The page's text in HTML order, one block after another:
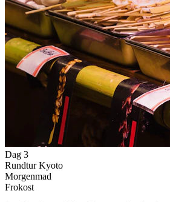
Dag 3
Rundtur Kyoto
Morgenmad
Frokost